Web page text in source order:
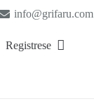
info@grifaru.com
Registrese